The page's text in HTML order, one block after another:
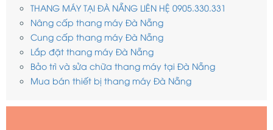
THANG MÁY TẠI ĐÀ NẴNG LIÊN HỆ 0905.330.331
Nâng cấp thang máy Đà Nẵng
Cung cấp thang máy Đà Nẵng
Lắp đặt thang máy Đà Nẵng
Bảo trì và sửa chữa thang máy tại Đà Nẵng
Mua bán thiết bị thang máy Đà Nẵng